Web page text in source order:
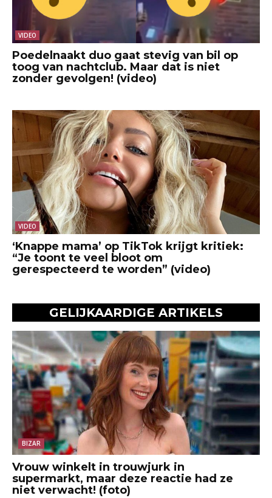
VIDEO
Poedelnaakt duo gaat stevig van bil op
toog van nachtclub. Maar dat is niet
zonder gevolgen! (video)
VIDEO
‘Knappe mama’ op TikTok krijgt kritiek:
“Je toont te veel bloot om
gerespecteerd te worden” (video)
GELIJKAARDIGE ARTIKELS
BIZAR
Vrouw winkelt in trouwjurk in
supermarkt, maar deze reactie had ze
niet verwacht! (foto)